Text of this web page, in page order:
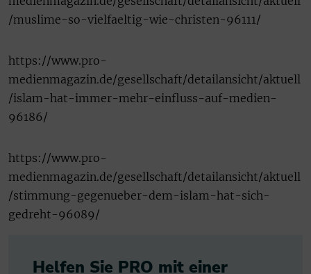
/muslime-so-vielfaeltig-wie-christen-96111/
https://www.pro-
medienmagazin.de/gesellschaft/detailansicht/aktuell
/islam-hat-immer-mehr-einfluss-auf-medien-
96186/
https://www.pro-
medienmagazin.de/gesellschaft/detailansicht/aktuell
/stimmung-gegenueber-dem-islam-hat-sich-
gedreht-96089/
Helfen Sie PRO mit einer